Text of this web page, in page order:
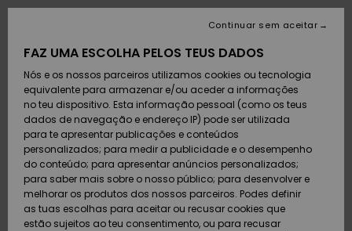
Calçado e
chinelos
Surfe/água
Snow
MENINO
Calçado e
chinelos
Surfe/água
Neve
MULHER
chegados
Highlights
Snow
SURF
Crianças
Highlights
Community
SNOW
Artigos
Criança
Snow Shop
Feminino
Highlights
DUPLA
PROMO
Criança
Outlet
Mulher
Devoluções
Pagamento
Cartão
presente
Quiksilver
Freedom
FAZ UMA ESCOLHA PELOS TEUS DADOS
Nós e os nossos parceiros utilizamos cookies ou tecnologia
equivalente para armazenar e/ou aceder a informações
no teu dispositivo. Esta informação pessoal (como os teus
dados de navegação e endereço IP) pode ser utilizada
para te apresentar publicações e conteúdos
personalizados; para medir a publicidade e o desempenho
do conteúdo; para apresentar anúncios personalizados;
para saber mais sobre o nosso público; para desenvolver e
melhorar os produtos dos nossos parceiros. Podes definir
as tuas escolhas para aceitar ou recusar cookies que
estão sujeitos ao teu consentimento, ou para recusar
Continuar sem aceitar